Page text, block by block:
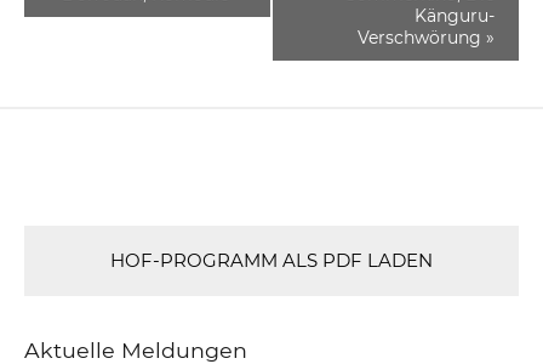
Känguru-
Verschwörung »
HOF-PROGRAMM ALS PDF LADEN
Aktuelle Meldungen